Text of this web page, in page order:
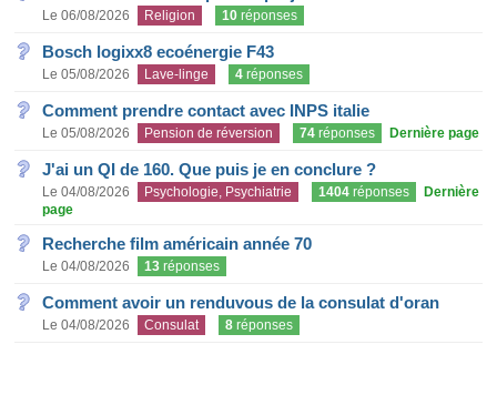
Le 06/08/2026 Religion 10 réponses
Bosch logixx8 ecoénergie F43
Le 05/08/2026 Lave-linge 4 réponses
Comment prendre contact avec INPS italie
Le 05/08/2026 Pension de réversion 74 réponses Dernière page
J'ai un QI de 160. Que puis je en conclure ?
Le 04/08/2026 Psychologie, Psychiatrie 1404 réponses
Dernière
page
Recherche film américain année 70
Le 04/08/2026 13 réponses
Comment avoir un renduvous de la consulat d'oran
Le 04/08/2026 Consulat 8 réponses